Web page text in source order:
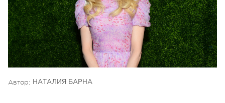
Автор: НАТАЛИЯ БАРНА